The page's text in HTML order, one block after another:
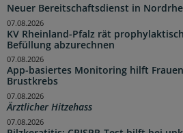
Neuer Bereitschaftsdienst in
KV Rheinland-Pfalz rät
Befüllung abzurechnen
07.08.2026
App-basiertes Monitoring hilft
Brustkrebs
07.08.2026
Ärztlicher Hitzehass
07.08.2026
07.08.2026